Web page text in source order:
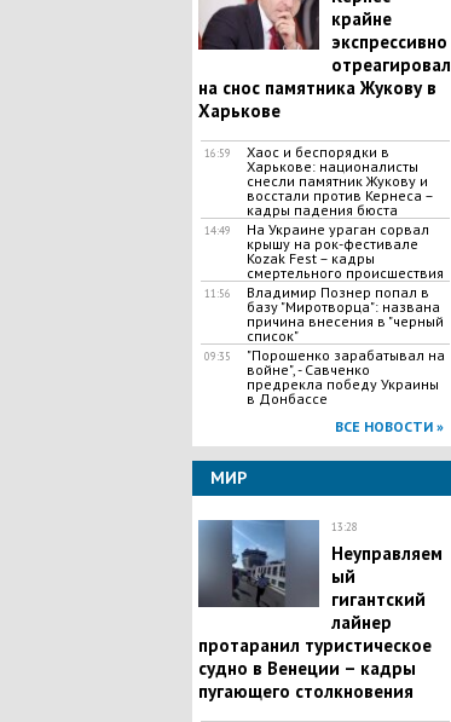
крайне
экспрессивно
отреагировал
на снос памятника Жукову в
Харькове
16:59
Хаос и беспорядки в
Харькове: националисты
снесли памятник Жукову и
восстали против Кернеса –
кадры падения бюста
14:49
На Украине ураган сорвал
крышу на рок-фестивале
Kozak Fest – кадры
смертельного происшествия
11:56
​Владимир Познер попал в
базу "Миротворца": названа
причина внесения в "черный
список"
09:35
​"Порошенко зарабатывал на
войне", - Савченко
предрекла победу Украины
в Донбассе
ВСЕ НОВОСТИ »
МИР
13:28
Неуправляем
ый
гигантский
лайнер
протаранил туристическое
судно в Венеции – кадры
пугающего столкновения